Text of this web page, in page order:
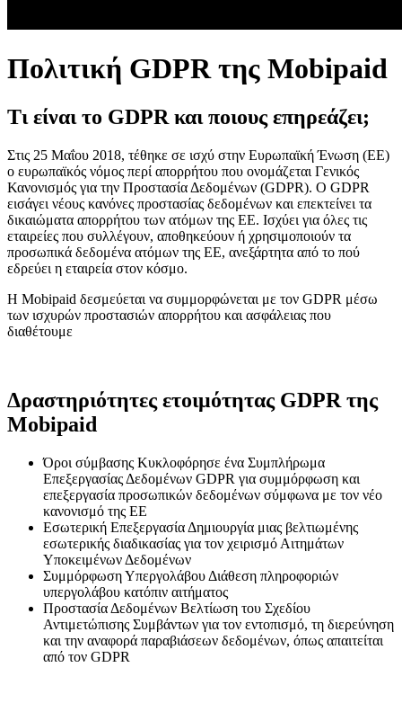
Πολιτική GDPR της Mobipaid
Τι είναι το GDPR και ποιους επηρεάζει;
Στις 25 Μαΐου 2018, τέθηκε σε ισχύ στην Ευρωπαϊκή Ένωση (ΕΕ)
ο ευρωπαϊκός νόμος περί απορρήτου που ονομάζεται Γενικός
Κανονισμός για την Προστασία Δεδομένων (GDPR). Ο GDPR
εισάγει νέους κανόνες προστασίας δεδομένων και επεκτείνει τα
δικαιώματα απορρήτου των ατόμων της ΕΕ. Ισχύει για όλες τις
εταιρείες που συλλέγουν, αποθηκεύουν ή χρησιμοποιούν τα
προσωπικά δεδομένα ατόμων της ΕΕ, ανεξάρτητα από το πού
εδρεύει η εταιρεία στον κόσμο.
Η Mobipaid δεσμεύεται να συμμορφώνεται με τον GDPR μέσω
των ισχυρών προστασιών απορρήτου και ασφάλειας που
διαθέτουμε
Δραστηριότητες ετοιμότητας GDPR της
Mobipaid
Όροι σύμβασης Κυκλοφόρησε ένα Συμπλήρωμα
Επεξεργασίας Δεδομένων GDPR για συμμόρφωση και
επεξεργασία προσωπικών δεδομένων σύμφωνα με τον νέο
κανονισμό της ΕΕ
Εσωτερική Επεξεργασία Δημιουργία μιας βελτιωμένης
εσωτερικής διαδικασίας για τον χειρισμό Αιτημάτων
Υποκειμένων Δεδομένων
Συμμόρφωση Υπεργολάβου Διάθεση πληροφοριών
υπεργολάβου κατόπιν αιτήματος
Προστασία Δεδομένων Βελτίωση του Σχεδίου
Αντιμετώπισης Συμβάντων για τον εντοπισμό, τη διερεύνηση
και την αναφορά παραβιάσεων δεδομένων, όπως απαιτείται
από τον GDPR